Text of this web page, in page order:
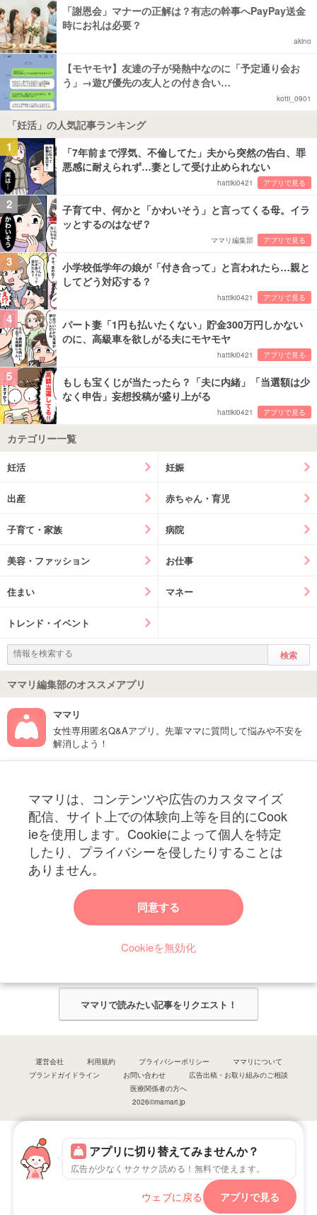
アプリに切り替えてみませんか？
広告が少なくサクサク読める！無料で使えます。
ウェブに戻る アプリで見る
「謝恩会」マナーの正解は？有志の幹事へPayPay送金
時にお礼は必要？
akino
【モヤモヤ】友達の子が発熱中なのに「予定通り会お
う」→遊び優先の友人との付き合い…
kotti_0901
「妊活」の人気記事ランキング
1
「7年前まで浮気、不倫してた」夫から突然の告白、罪
悪感に耐えられず…妻として受け止められない
hattiki0421 アプリで見る
2
子育て中、何かと「かわいそう」と言ってくる母。イラ
ッとするのはなぜ？
ママリ編集部 アプリで見る
3
小学校低学年の娘が「付き合って」と言われたら…親と
してどう対応する？
hattiki0421 アプリで見る
4
パート妻「1円も払いたくない」貯金300万円しかない
のに、高級車を欲しがる夫にモヤモヤ
hattiki0421 アプリで見る
5
もしも宝くじが当たったら？「夫に内緒」「当選額は少
なく申告」妄想投稿が盛り上がる
hattiki0421 アプリで見る
カテゴリー一覧
妊活 妊娠
出産 赤ちゃん・育児
子育て・家族 病院
美容・ファッション お仕事
住まい マネー
トレンド・イベント
ママリ編集部のオススメアプリ
ママリ
女性専用匿名Q&Aアプリ。先輩ママに質問して悩みや不安を
解消しよう！
ママリは、コンテンツや広告のカスタマイズ
配信、サイト上での体験向上等を目的にCook
ieを使用します。Cookieによって個人を特定
したり、プライバシーを侵したりすることは
ありません。
同意する
Cookieを無効化
妊娠〜子育て中のお役立ち情報を配信中
ママリからのお知らせ
ママリ編集部がみなさんのご意見をもとに記事を作成させていただきま
ママリで読みたい記事をリクエスト！
運営会社 利用規約 プライバシーポリシー
ママリについて
ブランドガイドライン
お問い合わせ
広告出稿・お取り組みのご相談
医療関係者の方へ
2026©mamari.jp